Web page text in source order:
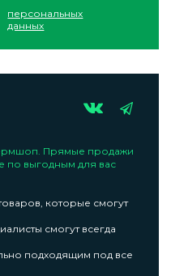
персональных
данных
Прямые продажи
по выгодным для вас
которые смогут
смогут всегда
подходящим под все